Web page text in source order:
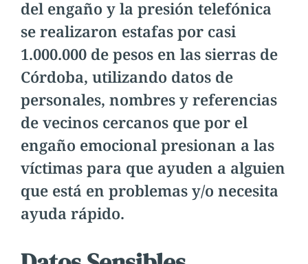
del engaño y la presión telefónica
se realizaron estafas por casi
1.000.000 de pesos en las sierras de
Córdoba, utilizando datos de
personales, nombres y referencias
de vecinos cercanos que por el
engaño emocional presionan a las
víctimas para que ayuden a alguien
que está en problemas y/o necesita
ayuda rápido.